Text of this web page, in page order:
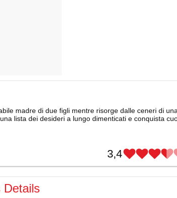
madre di due figli mentre risorge dalle ceneri di
lista dei desideri a lungo dimenticati e conquista
3,4
Details